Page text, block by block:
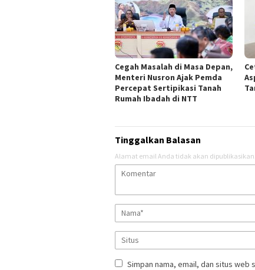
‎Cegah Masalah di Masa Depan,
Menteri Nusron Ajak Pemda
Percepat Sertipikasi Tanah
Rumah Ibadah di NTT ‎
Tinggalkan Balasan
Alamat email Anda tidak akan dipublikasikan.
Simpan nama, email, dan situs web